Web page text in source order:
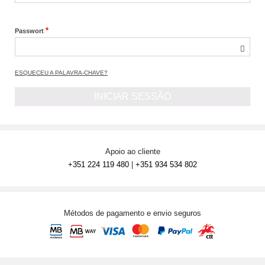
Passwort *
ESQUECEU A PALAVRA-CHAVE?
Apoio ao cliente
+351 224 119 480
+351 934 534 802
Métodos de pagamento e envio seguros